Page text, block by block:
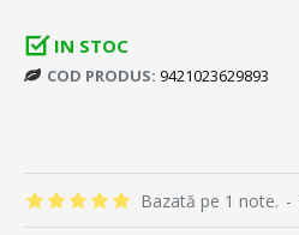
IN STOC
COD PRODUS: 9421023629893
Bazată pe 1 note. -